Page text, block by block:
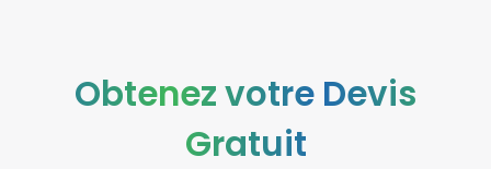
Obtenez votre Devis
Gratuit